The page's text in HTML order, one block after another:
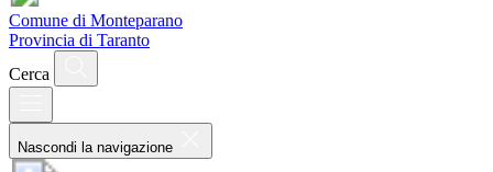
Comune di Monteparano
Provincia di Taranto
Cerca
Nascondi la navigazione